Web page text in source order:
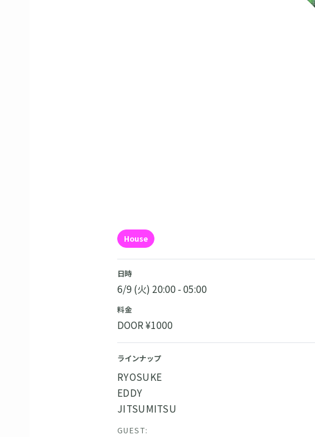
House
日時
6/9 (火) 20:00 - 05:00
料金
DOOR ¥1000
ラインナップ
RYOSUKE
EDDY
JITSUMITSU
GUEST: